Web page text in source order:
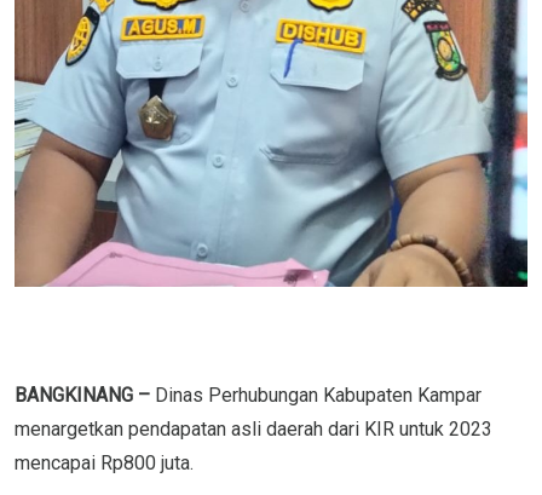
BANGKINANG – Dinas Perhubungan Kabupaten Kampar
menargetkan pendapatan asli daerah dari KIR untuk 2023
mencapai Rp800 juta.